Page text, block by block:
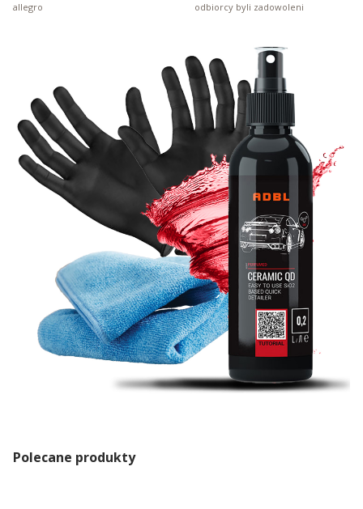
allegro odbiorcy byli zadowoleni
Polecane produkty